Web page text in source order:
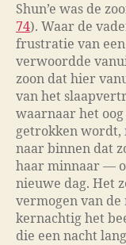
Shun’e was de
74). Waar de
frustratie van
verwoordde
zoon dat hier
van het
waarnaar het
getrokken wordt,
naar binnen dat
haar minnaar —
nieuwe dag. Het
vermogen van de
kernachtig het
die een nacht